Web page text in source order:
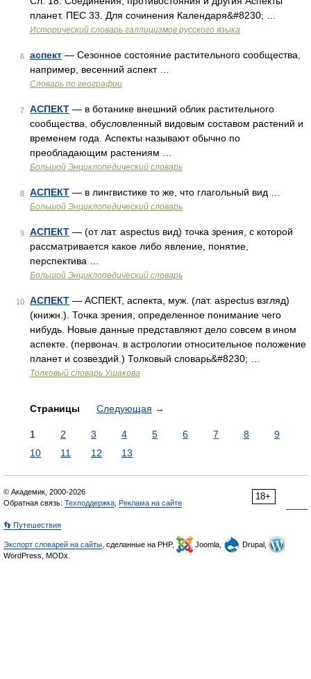
планет. ПЕС 33. Для сочинения Календаря&#8230; …
Исторический словарь галлицизмов русского языка
6 аспект — Сезонное состояние растительного сообщества,
например, весенний аспект …
Словарь по географии
7 АСПЕКТ — в ботанике внешний облик растительного
сообщества, обусловленный видовым составом растений и
временем года. Аспекты называют обычно по
преобладающим растениям …
Большой Энциклопедический словарь
8 АСПЕКТ — в лингвистике то же, что глагольный вид …
Большой Энциклопедический словарь
9 АСПЕКТ — (от лат. aspectus вид) точка зрения, с которой
рассматривается какое либо явление, понятие,
перспектива …
Большой Энциклопедический словарь
10 АСПЕКТ — АСПЕКТ, аспекта, муж. (лат. aspectus взгляд)
(книжн.). Точка зрения, определенное понимание чего
нибудь. Новые данные представляют дело совсем в ином
аспекте. (первонач. в астрологии относительное положение
планет и созвездий.) Толковый словарь&#8230; …
Толковый словарь Ушакова
Страницы Следующая →
1 2 3 4 5 6 7 8
9
10
11 12 13
18+
© Академик, 2000-2026
Обратная связь: Техподдержка Реклама на сайте
👣 Путешествия
Экспорт словарей на сайты , сделанные на PHP, Joomla,
Drupal,
WordPress, MODx.